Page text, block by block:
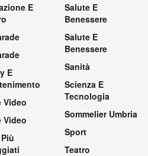
E
E
Video
Video
Salute E
Benessere
Salute E
Benessere
Sanità
Scienza E
Tecnologia
Sommelier Umbria
Sport
Teatro